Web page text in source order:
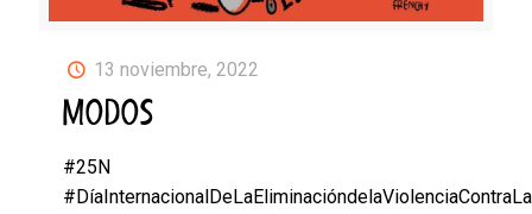
13 noviembre, 2022
MODOS
#25N